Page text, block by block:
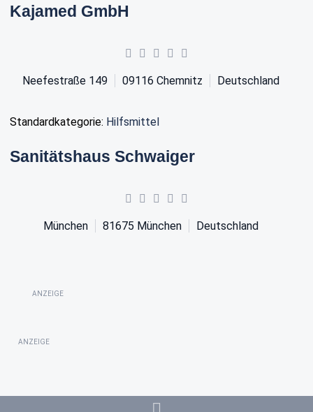
Kajamed GmbH
Neefestraße 149 09116 Chemnitz Deutschland
Standardkategorie: Hilfsmittel
Sanitätshaus Schwaiger
München 81675 München Deutschland
ANZEIGE
ANZEIGE